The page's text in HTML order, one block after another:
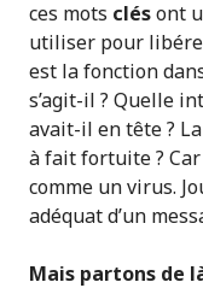
ces mots clésont
utiliser pour
est la fonction
s’agit-il ? Quelle
avait-il en tête ?
à fait fortuite ?
comme un virus.
adéquat d’un
Mais partons de